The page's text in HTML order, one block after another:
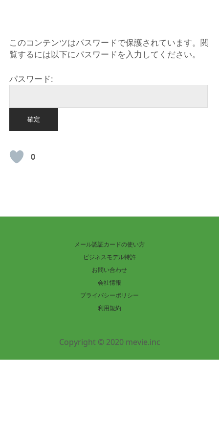
このコンテンツはパスワードで保護されています。閲
覧するには以下にパスワードを入力してください。
パスワード:
0
メール認証カードの使い方
ビジネスモデル特許
お問い合わせ
会社情報
プライバシーポリシー
利用規約
Copyright © 2020 mevie.inc